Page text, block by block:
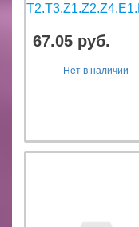
67.05 руб.
Нет в наличии